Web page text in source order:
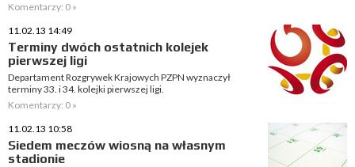
Komentarzy: 0 »
11.02.13 14:49
Terminy dwóch ostatnich kolejek
pierwszej ligi
Departament Rozgrywek Krajowych PZPN wyznaczył
terminy 33. i 34. kolejki pierwszej ligi.
Komentarzy: 0 »
11.02.13 10:58
Siedem meczów wiosną na własnym
stadionie